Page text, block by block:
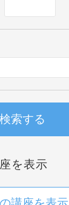
検索する
を表示